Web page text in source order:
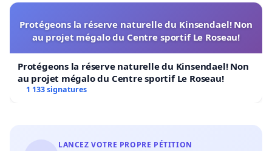
Protégeons la réserve naturelle du Kinsendael! Non
au projet mégalo du Centre sportif Le Roseau!
Protégeons la réserve naturelle du Kinsendael! Non
au projet mégalo du Centre sportif Le Roseau!
1 133 signatures
LANCEZ VOTRE PROPRE PÉTITION